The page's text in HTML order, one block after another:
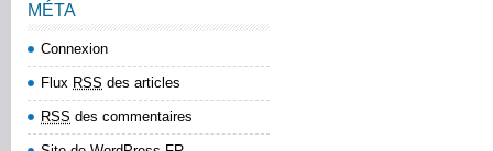
MÉTA
Connexion
Flux RSS des articles
RSS des commentaires